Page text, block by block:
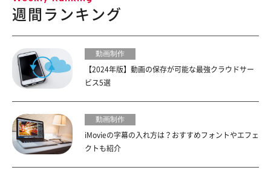
週間ランキング
動画制作
【2024年版】動画の保存が可能な最強クラウドサー
ビス5選
動画制作
iMovieの字幕の入れ方は？おすすめフォントやエフェ
クトも紹介